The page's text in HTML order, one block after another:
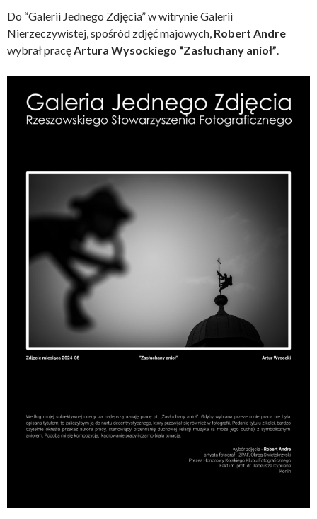
Do “Galerii Jednego Zdjęcia” w witrynie Galerii
Nierzeczywistej, spośród zdjęć majowych, Robert Andre
wybrał pracęArtura Wysockiego “Zasłuchany anioł”.